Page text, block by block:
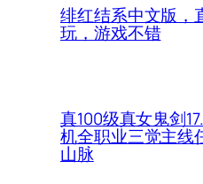
绯红结系中文版，
玩，游戏不错
真100级真女鬼剑
机全职业三觉主线
山脉